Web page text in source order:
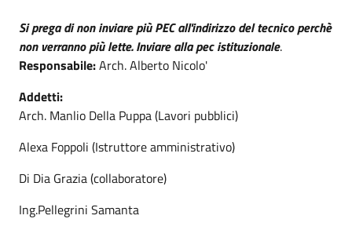
Si prega di non inviare più PEC all'indirizzo del tecnico perchè
non verranno più lette. Inviare alla pec istituzionale.
Responsabile:Arch. Alberto Nicolo'
Addetti:
Arch. Manlio Della Puppa (Lavori pubblici)
Alexa Foppoli (Istruttore amministrativo)
Di Dia Grazia (collaboratore)
Ing.Pellegrini Samanta